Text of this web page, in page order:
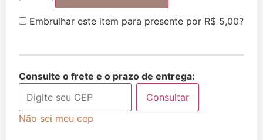
Embrulhar este item para presente por R$ 5,00?
Consulte o frete e o prazo de entrega:
Consultar
Não sei meu cep